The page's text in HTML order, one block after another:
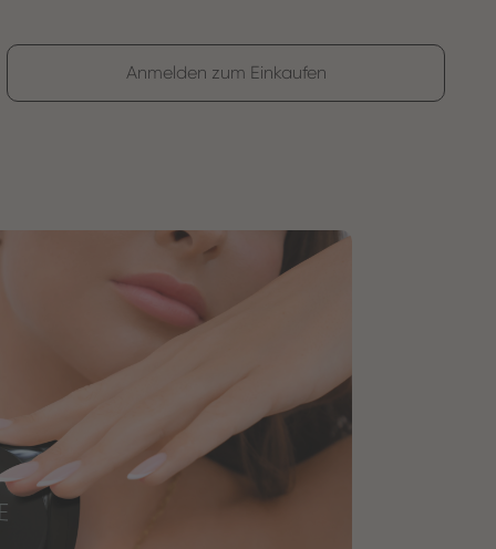
Anmelden zum Einkaufen